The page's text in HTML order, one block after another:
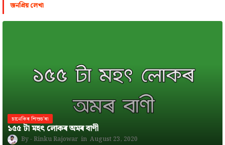
জনপ্রিয় লেখা
চানেকিৰ শিশুচ'ৰা
১৫৫ টা মহৎ লোকৰ অমৰ বাণী
Rinku Rajowar August 23, 2020